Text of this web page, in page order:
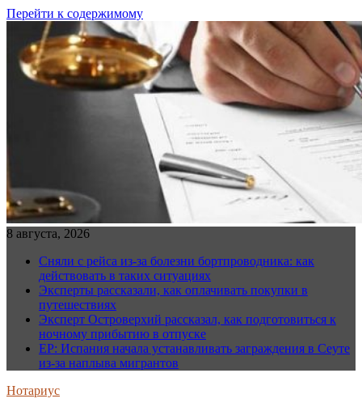
Перейти к содержимому
8 августа, 2026
Сняли с рейса из-за болезни бортпроводника: как
действовать в таких ситуациях
Эксперты рассказали, как оплачивать покупки в
путешествиях
Эксперт Островерхий рассказал, как подготовиться к
ночному прибытию в отпуске
EP: Испания начала устанавливать заграждения в Сеуте
из-за наплыва мигрантов
Нотариус